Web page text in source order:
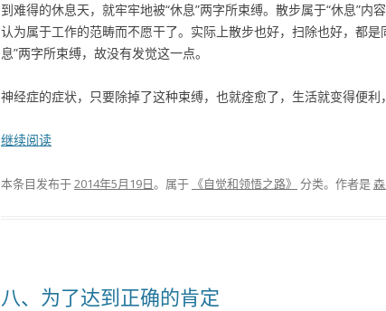
到难得的休息天，就牢牢地被“休息”两字所束缚。散步属于“休息”内
认为属于工作的范畴而不愿干了。实际上散步也好，扫除也好，都是
息”两字所束缚，故没有发觉这一点。
神经症的症状，只要除掉了这种束缚，也就痊愈了，生活就变得便
继续阅读
本条目发布于2014年5月19日。属于 《自觉和领悟之路》 分类。 作者是
八、为了达到正确的肯定